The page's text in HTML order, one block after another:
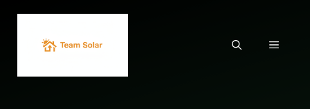
Aller
contenu
MENU